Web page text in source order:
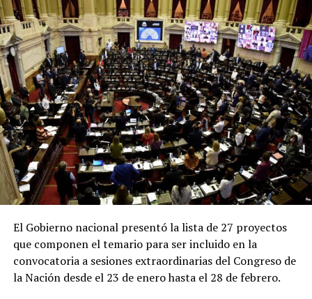
“Van a coexistir seguramente durante varias semanas
ambas vacunas. Es muy importante recibir la vacuna
disponible lo antes posible. Todas las vacunas son
seguras, eficaces”, remarcó Vizzotti en una conferencia
de prensa desde Casa Rosada.
El Gobierno nacional presentó la lista de 27 proyectos
que componen el temario para ser incluido en la
convocatoria a sesiones extraordinarias del Congreso de
la Nación desde el 23 de enero hasta el 28 de febrero.